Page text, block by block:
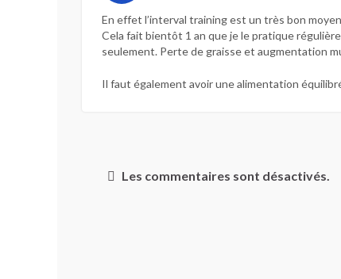
En effet l’interval training est un très bon
Cela fait bientôt 1 an que je le pratique
seulement. Perte de graisse et augmentation
Il faut également avoir une alimentation
Les commentaires sont désactivés.